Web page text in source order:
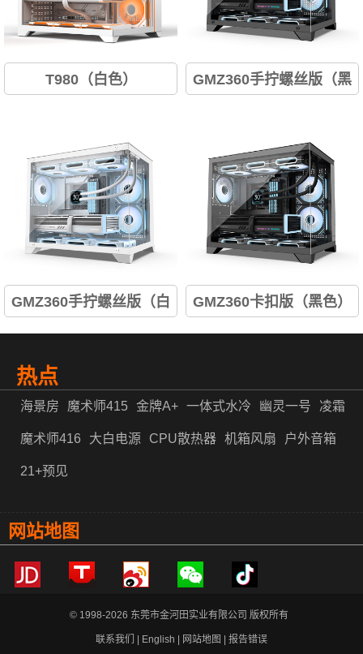
T980（白色）
GMZ360手拧螺丝版（黑
GMZ360手拧螺丝版（白
色）
GMZ360卡扣版（黑色）
热点
海景房 魔术师415 金牌A+ 一体式水冷 幽灵一号 凌霜
魔术师416 大白电源 CPU散热器 机箱风扇 户外音箱
21+预见
网站地图
© 1998-2026 东莞市金河田实业有限公司 版权所有
联系我们 English 网站地图 报告错误